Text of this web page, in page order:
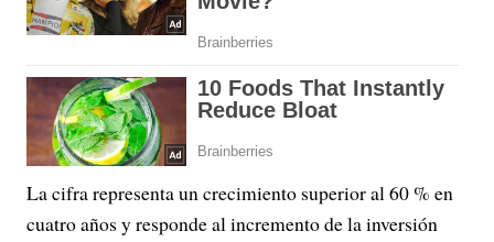
La cifra representa un crecimiento superior al 60 % en
cuatro años y responde al incremento de la inversión